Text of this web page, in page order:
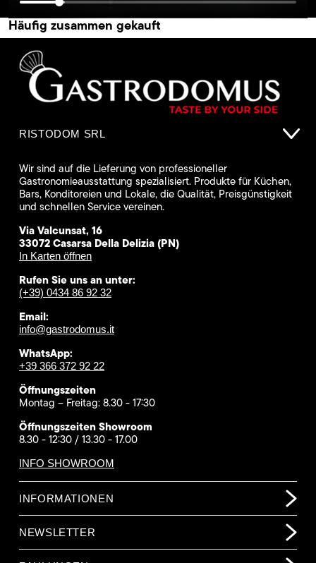
Häufig zusammen gekauft
RISTODOM SRL
Wir sind auf die Lieferung von professioneller
Gastronomieausstattung spezialisiert. Produkte für Küchen,
Bars, Konditoreien und Lokale, die Qualität, Preisgünstigkeit
und schnellen Service vereinen.
Via Valcunsat, 16
33072 Casarsa Della Delizia (PN)
In Karten öffnen
Rufen Sie uns an unter:
(+39) 0434 86 92 32
Email:
info@gastrodomus.it
WhatsApp:
+39 366 372 92 22
Öffnungszeiten
Montag – Freitag: 8.30 - 17:30
Öffnungszeiten Showroom
8.30 - 12:30 / 13.30 - 17.00
INFO SHOWROOM
INFORMATIONEN
NEWSLETTER